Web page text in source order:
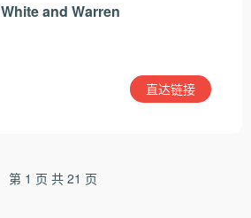
White and Warren
直达链接
第 1 页 共 21 页